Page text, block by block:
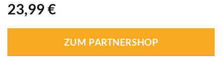
23,99 €
ZUM PARTNERSHOP